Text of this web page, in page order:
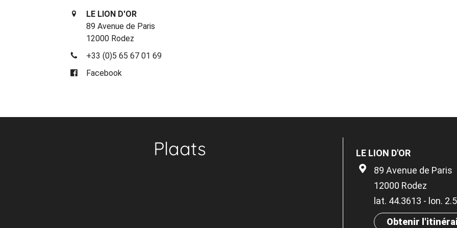
LE LION D'OR
89 Avenue de Paris
12000 Rodez
+33 (0)5 65 67 01 69
Facebook
Plaats
LE LION D'OR
89 Avenue de Paris
12000 Rodez
lat. 44.3613 - lon.
Obtenir